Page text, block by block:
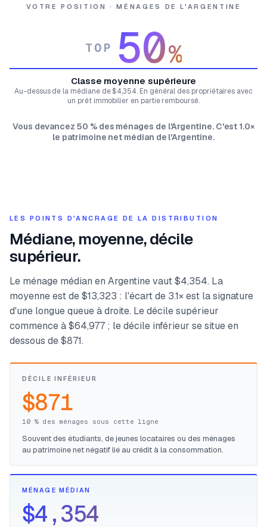
VOTRE POSITION · MÉNAGES DE L'ARGENTINE
TOP 50%
Classe moyenne supérieure
Au-dessus de la médiane de $4,354. En général des propriétaires avec
un prêt immobilier en partie remboursé.
Vous devancez 50 % des ménages de l'Argentine. C'est 1.0×
le patrimoine net médian de l'Argentine.
LES POINTS D'ANCRAGE DE LA DISTRIBUTION
Médiane, moyenne, décile
supérieur.
Le ménage médian en Argentine vaut $4,354. La
moyenne est de $13,323 : l'écart de 3.1× est la signature
d'une longue queue à droite. Le décile supérieur
commence à $64,977 ; le décile inférieur se situe en
dessous de $871.
DÉCILE INFÉRIEUR
$871
10 % des ménages sous cette ligne
Souvent des étudiants, de jeunes locataires ou des ménages
au patrimoine net négatif lié au crédit à la consommation.
MÉNAGE MÉDIAN
$4,354